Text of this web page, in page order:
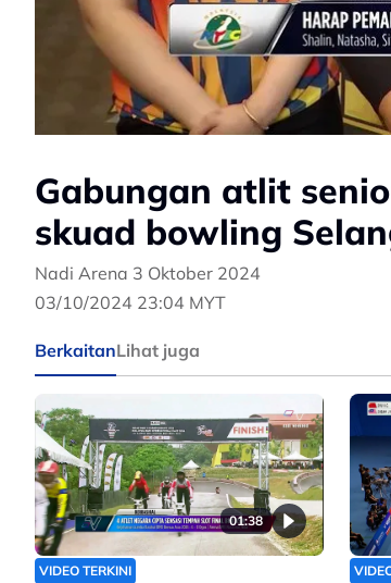
Gabungan atlit
skuad bowling
Nadi Arena 3 Oktober 2024
03/10/2024 23:04 MYT
BerkaitanLihat juga
01:38
VIDEO TERKINI